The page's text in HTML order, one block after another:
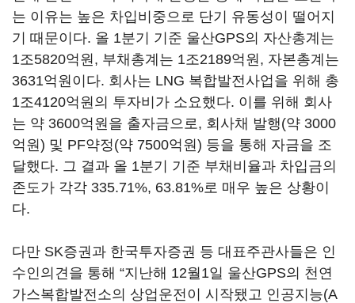
는 이유는 높은 차입비중으로 단기 유동성이 떨어지
기 때문이다. 올 1분기 기준 울산GPS의 자산총계는
1조5820억원, 부채총계는 1조2189억원, 자본총계는
3631억원이다. 회사는 LNG 복합발전사업을 위해 총
1조4120억원의 투자비가 소요했다. 이를 위해 회사
는 약 3600억원을 출자금으로, 회사채 발행(약 3000
억원) 및 PF약정(약 7500억원) 등을 통해 자금을 조
달했다. 그 결과 올 1분기 기준 부채비율과 차입금의
존도가 각각 335.71%, 63.81%로 매우 높은 상황이
다.
다만 SK증권과 한국투자증권 등 대표주관사들은 인
수인의견을 통해 “지난해 12월1일 울산GPS의 천연
가스복합발전소의 상업운전이 시작됐고 인공지능(A